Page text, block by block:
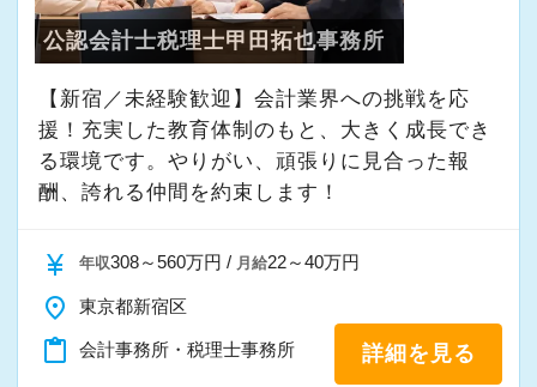
また、経験やスキルに応じて徐々に担当する業
将来的には申告書レビューなど、専門性を高め
られる業務にも携わることが可能です。
どこでも通用する実務スキルを身につけなが
★
当事務所では、職員同士が協力しながら気持ち
公認会計士税理士甲田拓也事務所
【新宿／未経験歓迎】会計業界への挑戦を応
援！充実した教育体制のもと、大きく成長でき
る環境です。やりがい、頑張りに見合った報
酬、誇れる仲間を約束します！
currency_yen 年収308～560万円 / 月給22～40万円
place 東京都新宿区
content_paste 会計事務所・税理士事務所 詳細を見る